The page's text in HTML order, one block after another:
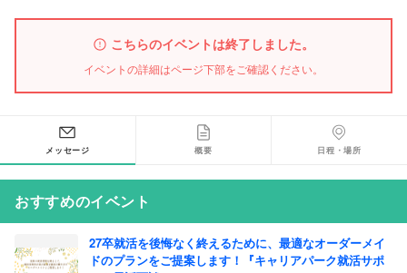
こちらのイベントは終了しました。
イベントの詳細はページ下部をご確認ください。
メッセージ 概要 日程・場所
おすすめのイベント
27卒就活を後悔なく終えるために、最適なオーダーメイ
ドのプランをご提案します！『キャリアパーク就活サポ